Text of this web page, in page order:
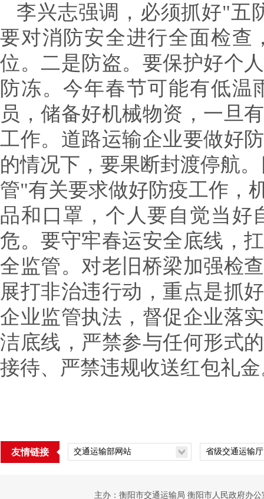
李兴志强调，必须抓好"五
要对消防安全进行全面检查
位。 二是防盗。 要保护好个
防冻。 今年春节可能有低温
员，储备好机械物资，一旦
工作。道路运输企业要做好
的情况下，要果断封渡停航。
管"有关要求做好防疫工作，
品和口罩，个人要自觉当好
危。 要守牢春运安全底线，
全监管。对老旧桥梁加强检
展打非治违行动，重点是抓
企业监管执法，督促企业落
洁底线，严禁参与任何形式
接待、严禁违规收送红包礼
友情链接
主办：衡阳市交通运输局 衡阳市人民政府办